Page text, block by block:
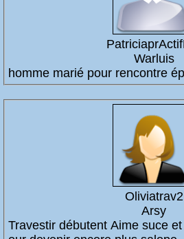
Warluis
homme marié pour rencontre
Oliviatrav2
Arsy
Travestir débutent Aime suce et être pris en mains p